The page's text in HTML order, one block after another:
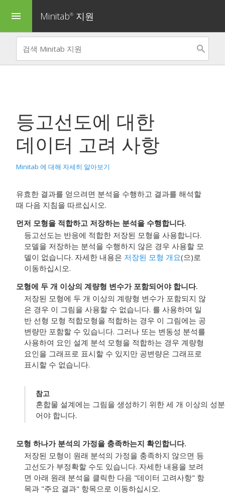
menu Minitab® 지원
등고선도에 대한
데이터 고려 사항
Minitab 에 대해 자세히 알아보기
유효한 결과를 얻으려면 분석을 수행하고 결과를 해석할
때 다음 지침을 따르십시오.
먼저 모형을 적합하고 저장하는 분석을 수행합니다.
등고선도는 반응에 적합한 저장된 모형을 사용합니다.
모델을 저장하는 분석을 수행하지 않은 경우 사용할 모
델이 없습니다. 자세한 내용은 저장된 모형 개요(으)로
이동하십시오.
모형에 두 개 이상의 계량형 변수가 포함되어야 합니다.
저장된 모형에 두 개 이상의 계량형 변수가 포함되지 않
은 경우 이 그림을 사용할 수 없습니다. 를 사용하여 일
반 선형 모형 적합모형을 적합하는 경우 이 그림에는 공
변량만 포함할 수 있습니다. 그러나 또는 변동성 분석를
사용하여 요인 설계 분석 모형을 적합하는 경우 계량형
요인을 그래프로 표시할 수 있지만 공변량은 그래프로
표시할 수 없습니다.
참고
혼합물 설계에는 그림을 생성하기 위한 세 개 이상의 성
어야 합니다.
모형 하나가 분석의 가정을 충족하는지 확인합니다.
저장된 모형이 원래 분석의 가정을 충족하지 않으면 등
고선도가 부정확할 수도 있습니다. 자세한 내용을 보려
면 아래 원래 분석을 클릭한 다음 "데이터 고려사항" 항
목과 "주요 결과" 항목으로 이동하십시오.